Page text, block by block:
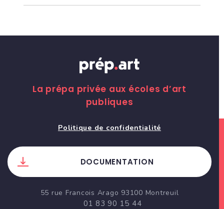
La prépa privée aux écoles d’art
publiques
Politique de confidentialité
DOCUMENTATION
55 rue Francois Arago 93100 Montreuil
01 83 90 15 44